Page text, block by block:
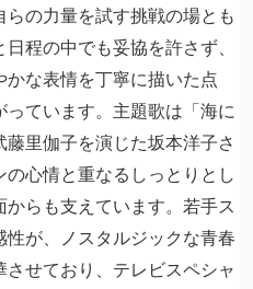
の力量を試す挑戦の場とも
程の中でも妥協を許さず、
な表情を丁寧に描いた点
ています。主題歌は「海に
里伽子を演じた坂本洋子さ
心情と重なるしっとりとし
らも支えています。若手ス
が、ノスタルジックな青春
せており、テレビスペシャ